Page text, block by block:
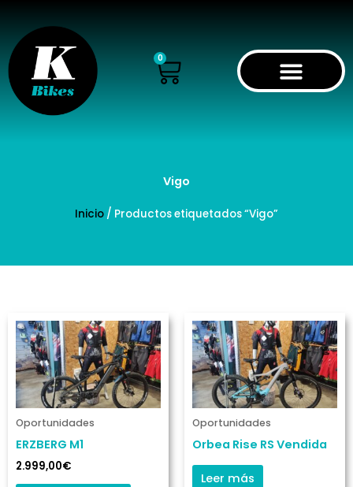
contenido
0
Cart
Vigo
Inicio / Productos etiquetados “Vigo”
Oportunidades
ERZBERG M1
2.999,00€
Oportunidades
Orbea Rise RS Vendida
Leer más